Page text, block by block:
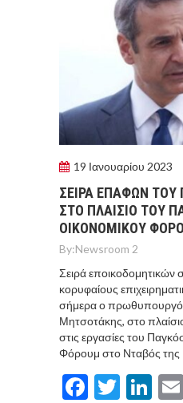
19 Ιανουαρίου 2023
ΣΕΙΡΑ ΕΠΑΦΩΝ
ΣΤΟ ΠΛΑΙΣΙΟ ΤΟΥ
ΟΙΚΟΝΟΜΙΚΟΥ
By:Newsroom 2
Σειρά εποικοδομητικών
κορυφαίους
σήμερα ο
Μητσοτάκης, στο
στις εργασίες του
Φόρουμ στο Νταβός της
Facebook